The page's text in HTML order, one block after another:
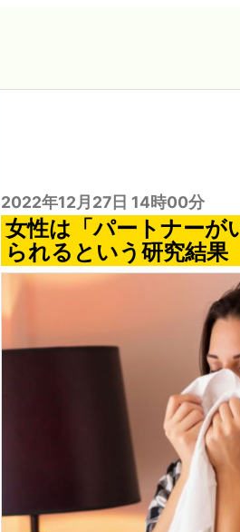
2022年12月27日 14時00分
女性は「パートナーが
られるという研究結果